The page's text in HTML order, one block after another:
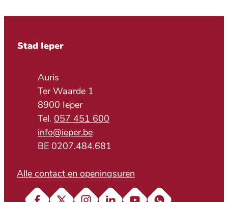
Contact & openingsuren
Stad Ieper
AdresAuris
Ter Waarde 1
,8900 Ieper
057 451 600
E-mailinfo@ieper.be
BTW nr.BE 0207.484.681
Alle contact en openingsuren